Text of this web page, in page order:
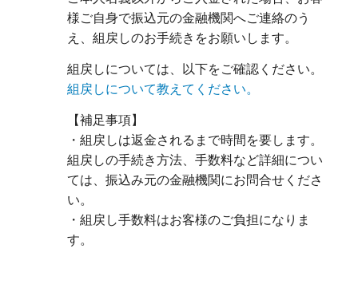
様ご自身で振込元の金融機関へご連絡のう
組戻しについては、以下をご確認ください。
組戻しについて教えてください。
【補足事項】
・組戻しは返金されるまで時間を要します。
組戻しの手続き方法、手数料など詳細につい
ては、振込み元の金融機関にお問合せくださ
い。
・組戻し手数料はお客様のご負担になりま